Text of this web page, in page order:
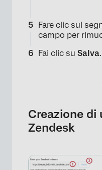
Fare clic sul
campo per
Fai clic su Salva.
Creazione
Zendesk